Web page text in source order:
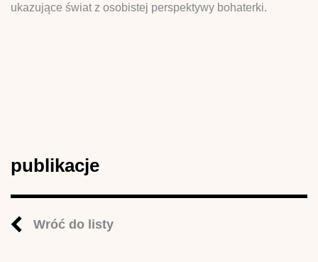
ukazujące świat z osobistej perspektywy bohaterki.
publikacje
Wróć do listy